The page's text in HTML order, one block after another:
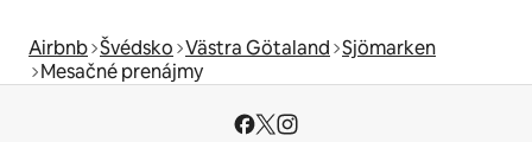
Airbnb Švédsko Västra Götaland Sjömarken
Mesačné prenájmy